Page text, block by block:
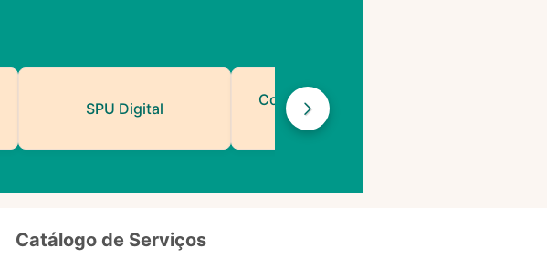
SPU Digital
Contatos de Protocolo
da PMF
Catálogo de Serviços